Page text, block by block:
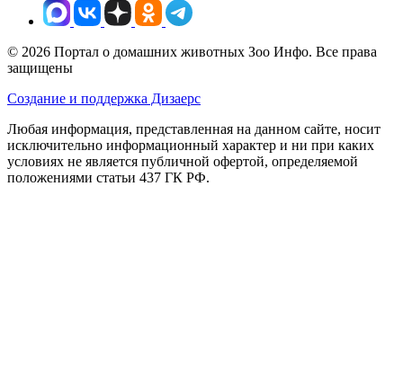
© 2026 Портал о домашних животных Зоо Инфо. Все права
защищены
Создание и поддержка Дизаерс
Любая информация, представленная на данном сайте, носит
исключительно информационный характер и ни при каких
условиях не является публичной офертой, определяемой
положениями статьи 437 ГК РФ.